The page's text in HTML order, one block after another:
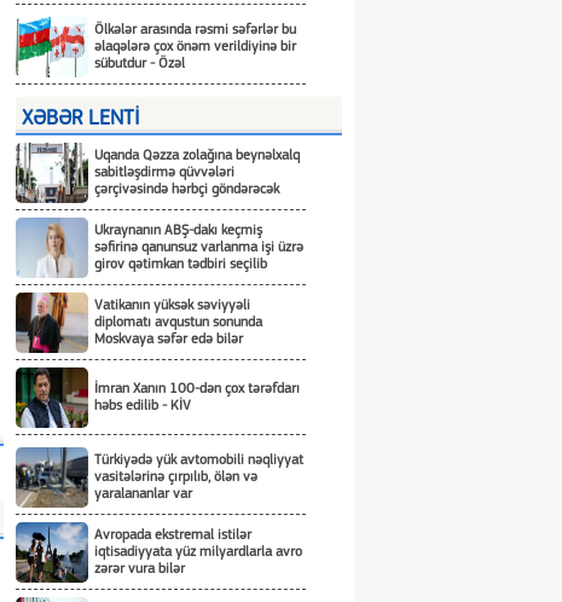
Ölkələr arasında rəsmi səfərlər bu
əlaqələrə çox önəm verildiyinə bir
sübutdur - Özəl
XƏBƏR LENTİ
Uqanda Qəzza zolağına beynəlxalq
sabitləşdirmə qüvvələri
çərçivəsində hərbçi göndərəcək
Ukraynanın ABŞ-dakı keçmiş
səfirinə qanunsuz varlanma işi üzrə
girov qətimkan tədbiri seçilib
Vatikanın yüksək səviyyəli
diplomatı avqustun sonunda
Moskvaya səfər edə bilər
İmran Xanın 100-dən çox tərəfdarı
həbs edilib - KİV
Türkiyədə yük avtomobili nəqliyyat
vasitələrinə çırpılıb, ölən və
yaralananlar var
Avropada ekstremal istilər
iqtisadiyyata yüz milyardlarla avro
zərər vura bilər